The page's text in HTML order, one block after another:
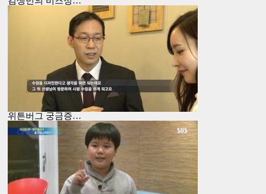
위튼버그 궁금증…